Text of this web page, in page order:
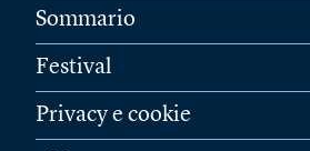
Sommario
Festival
Privacy e cookie